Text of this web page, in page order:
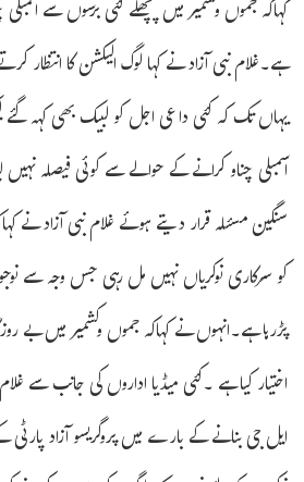
کہاکہ جموں وکشمیر میں پچھلے کئی برسوں سے
ہے۔غلام نبی آزاد نے کہا لوگ الیکشن کا
یہاں تک کہ کئی داعی اجل کو لبیک بھی کہہ
اسمبلی چناو کرانے کے حوالے سے کوئی فیصلہ
سنگین مسئلہ قرار دیتے ہوئے غلام نبی آزاد نے
کو سرکاری نوکریاں نہیں مل رہی جس وجہ سے
پڑرہا ہے۔انہوں نے کہاکہ جموں وکشمیر میں
اختیار کیا ہے ۔کئی میڈیا اداروں کی جانب سے غلام
ایل جی بنانے کے بارے میں پروگریسو آزاد